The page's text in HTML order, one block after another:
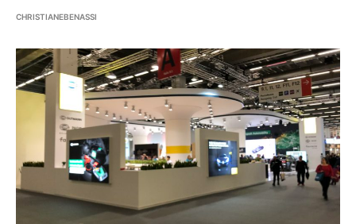
CHRISTIANEBENASSI